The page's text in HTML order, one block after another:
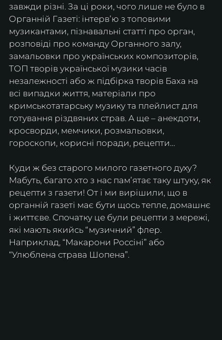
завжди різні. За ці роки, чого лише не було в
Органній Газеті: інтервʼю з топовими
музикантами, пізнавальні статті про орган,
розповіді про команду Органного залу,
замальовки про українських композиторів,
ТОП творів української музики часів
незалежності або ж підбірка творів Баха на
всі випадки життя, матеріали про
кримськотатарську музику та плейлист для
готування різдвяних страв. А ще – анекдоти,
кросворди, мемчики, розмальовки,
гороскопи, корисні поради, рецепти…
Куди ж без старого милого газетного духу?
Мабуть, багато хто з нас памʼятає таку штуку, як
рецепти з газети! От і ми вирішили, що в
органній газеті має бути щось тепле, домашнє
і життєве. Спочатку це були рецепти з мережі,
які мають якийсь “музичний” флер.
Наприклад, “Макарони Россіні” або
“Улюблена страва Шопена”.